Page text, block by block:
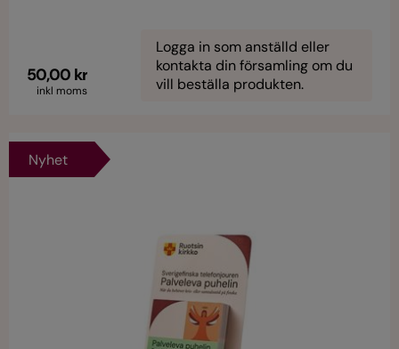
50,00 kr
inkl moms
Logga in som anställd eller
kontakta din församling om du
vill beställa produkten.
Nyhet